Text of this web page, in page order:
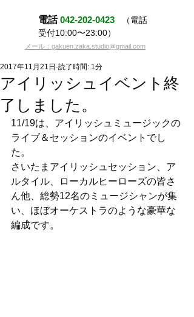
電話042-202-0423
（電話
受付10:00〜23:00）
メール：gakuen.zaka.studio@gmail.com
アイリッシュイベント終
了しました。
2017年11月21日 読了時間: 1分
11/19は、アイリッシュミュージックの
ライブ＆セッションのイベントでし
た。
さいたまアイリッシュセッション、ア
ルタイル、ローカルヒーローズの皆さ
ん他、総勢12名のミュージシャンが集
い、ほぼオーケストラのような豪華な
編成です。